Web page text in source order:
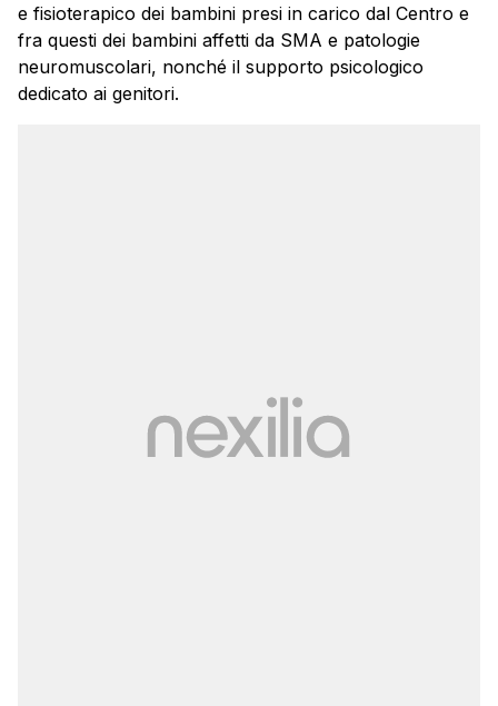
e fisioterapico dei bambini presi in carico dal Centro e
fra questi dei bambini affetti da SMA e patologie
neuromuscolari, nonché il supporto psicologico
dedicato ai genitori.